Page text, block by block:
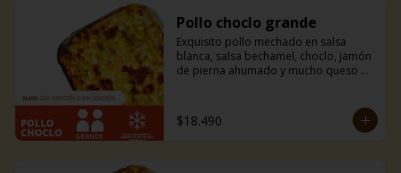
Pollo choclo grande
Exquisito pollo mechado en salsa
blanca, salsa bechamel, choclo, jamón
de pierna ahumado y mucho queso
la casa.
$18.490